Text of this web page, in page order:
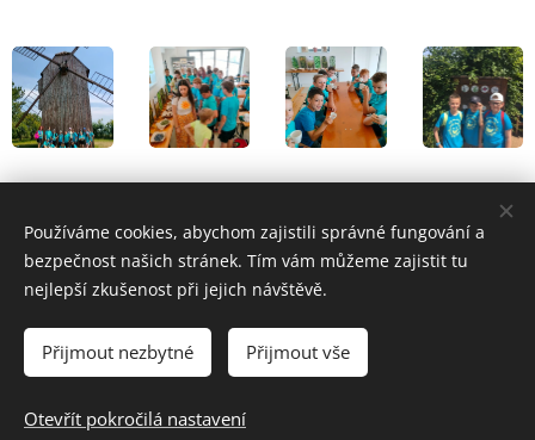
Share
© 2024 Základní škola a Mateřská škola Uherský Brod-Havřice,
příspěvková organizace | Všechna práva vyhrazena.
Cookies
Používáme cookies, abychom zajistili správné fungování a
bezpečnost našich stránek. Tím vám můžeme zajistit tu
nejlepší zkušenost při jejich návštěvě.
Přijmout nezbytné Přijmout vše
Otevřít pokročilá nastavení